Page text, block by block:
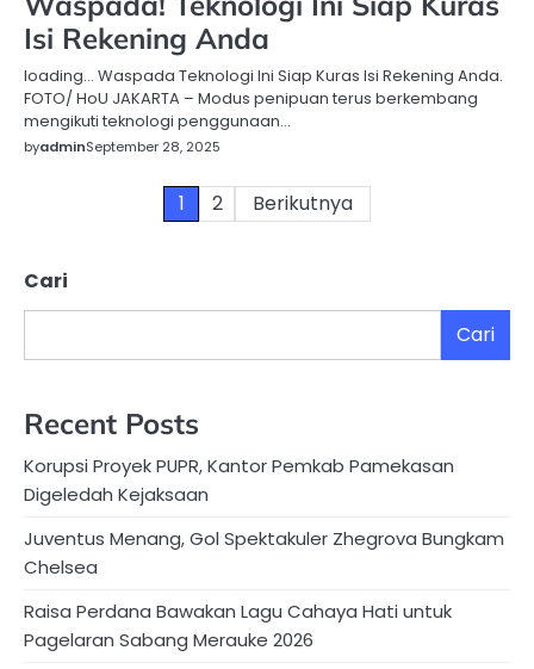
Isi Rekening Anda
loading… Waspada Teknologi Ini Siap Kuras Isi Rekening Anda.
FOTO/ HoU JAKARTA – Modus penipuan terus berkembang
mengikuti teknologi penggunaan…
byadminSeptember 28, 2025
1 2 Berikutnya
Cari
Cari
Recent Posts
Korupsi Proyek PUPR, Kantor Pemkab Pamekasan
Digeledah Kejaksaan
Juventus Menang, Gol Spektakuler Zhegrova Bungkam
Chelsea
Raisa Perdana Bawakan Lagu Cahaya Hati untuk
Pagelaran Sabang Merauke 2026